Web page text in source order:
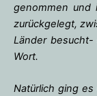
genommen und
zurückgelegt,
Länder besucht-
Wort.
Natürlich ging